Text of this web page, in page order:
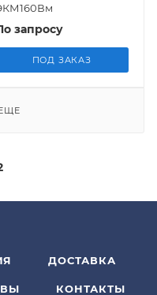
запросу
ПОД ЗАКАЗ
ДОСТАВКА
КОНТАКТЫ